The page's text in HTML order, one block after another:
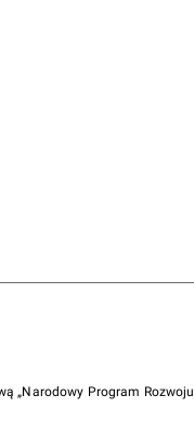
„Narodowy Program Rozwoju